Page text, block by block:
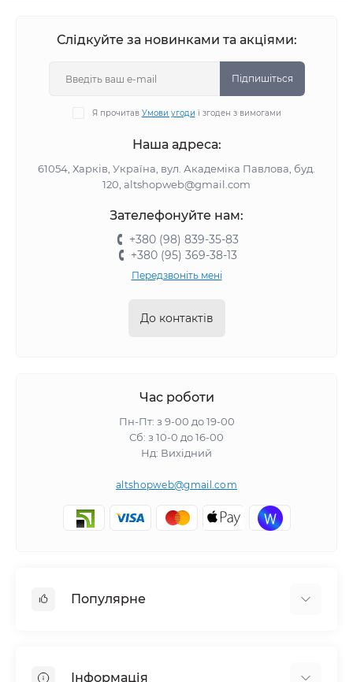
Слідкуйте за новинками та акціями:
Підпишіться
Я прочитав Умови угоди і згоден з вимогами
Наша адреса:
61054, Харків, Україна, вул. Академіка Павлова, буд.
120, altshopweb@gmail.com
Зателефонуйте нам:
+380 (98) 839-35-83
+380 (95) 369-38-13
Передзвоніть мені
До контактів
Час роботи
Пн-Пт: з 9-00 до 19-00
Сб: з 10-0 до 16-00
Нд: Вихідний
altshopweb@gmail.com
Популярне
Інформація